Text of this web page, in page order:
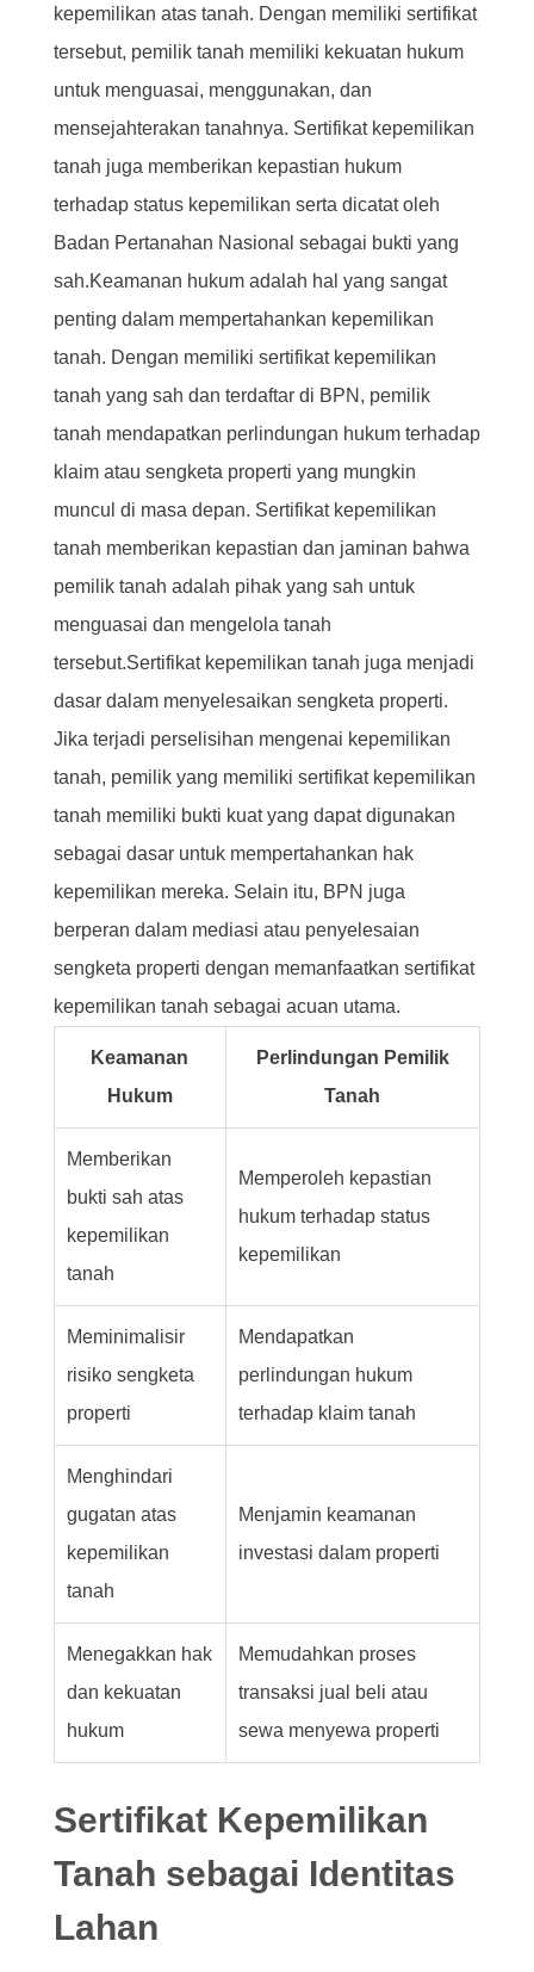
kepemilikan atas tanah. Dengan memiliki sertifikat
tersebut, pemilik tanah memiliki kekuatan hukum
untuk menguasai, menggunakan, dan
mensejahterakan tanahnya. Sertifikat kepemilikan
tanah juga memberikan kepastian hukum
terhadap status kepemilikan serta dicatat oleh
Badan Pertanahan Nasional sebagai bukti yang
sah.Keamanan hukum adalah hal yang sangat
penting dalam mempertahankan kepemilikan
tanah. Dengan memiliki sertifikat kepemilikan
tanah yang sah dan terdaftar di BPN, pemilik
tanah mendapatkan perlindungan hukum terhadap
klaim atau sengketa properti yang mungkin
muncul di masa depan. Sertifikat kepemilikan
tanah memberikan kepastian dan jaminan bahwa
pemilik tanah adalah pihak yang sah untuk
menguasai dan mengelola tanah
tersebut.Sertifikat kepemilikan tanah juga menjadi
dasar dalam menyelesaikan sengketa properti.
Jika terjadi perselisihan mengenai kepemilikan
tanah, pemilik yang memiliki sertifikat kepemilikan
tanah memiliki bukti kuat yang dapat digunakan
sebagai dasar untuk mempertahankan hak
kepemilikan mereka. Selain itu, BPN juga
berperan dalam mediasi atau penyelesaian
sengketa properti dengan memanfaatkan sertifikat
kepemilikan tanah sebagai acuan utama.
Keamanan
Hukum
Perlindungan Pemilik
Tanah
Memberikan
bukti sah atas
kepemilikan
tanah
Memperoleh kepastian
hukum terhadap status
kepemilikan
Meminimalisir
risiko sengketa
properti
Mendapatkan
perlindungan hukum
terhadap klaim tanah
Menghindari
gugatan atas
kepemilikan
tanah
Menjamin keamanan
investasi dalam properti
Menegakkan hak
dan kekuatan
hukum
Memudahkan proses
transaksi jual beli atau
sewa menyewa properti
Sertifikat Kepemilikan
Tanah sebagai Identitas
Lahan